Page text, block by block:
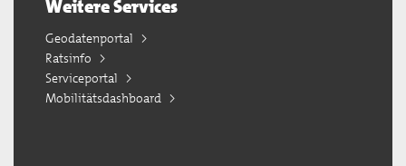
Weitere Services
Geodatenportal
Ratsinfo
Serviceportal
Mobilitätsdashboard